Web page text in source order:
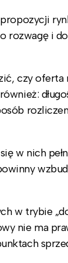
i
czy oferta
w nich
w trybie
nie ma